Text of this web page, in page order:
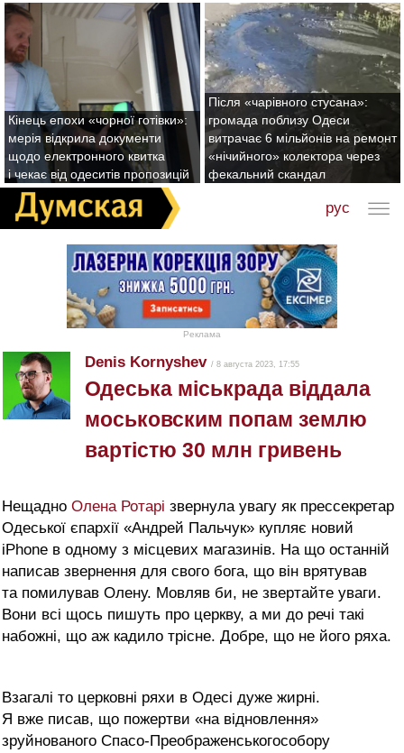
Кінець епохи «чорної готівки»:
мерія відкрила документи
щодо електронного квитка
і чекає від одеситів пропозицій
Після «чарівного стусана»:
громада поблизу Одеси
витрачає 6 мільйонів на ремонт
«нічийного» колектора через
фекальний скандал
рус
Реклама
Denis Kornyshev / 8 августа 2023, 17:55
Одеська міськрада віддала
моськовским попам землю
вартістю 30 млн гривень
Нещадно Олена Ротарі звернула увагу як прессекретар
Одеської єпархії «Андрей Пальчук» купляє новий
iPhone в одному з місцевих магазинів. На що останній
написав звернення для свого бога, що він врятував
та помилував Олену. Мовляв би, не звертайте уваги.
Вони всі щось пишуть про церкву, а ми до речі такі
набожні, що аж кадило трісне. Добре, що не його ряха.
Взагалі то церковні ряхи в Одесі дуже жирні.
Я вже писав, що пожертви «на відновлення»
зруйнованого Спасо-Преображенськогособору